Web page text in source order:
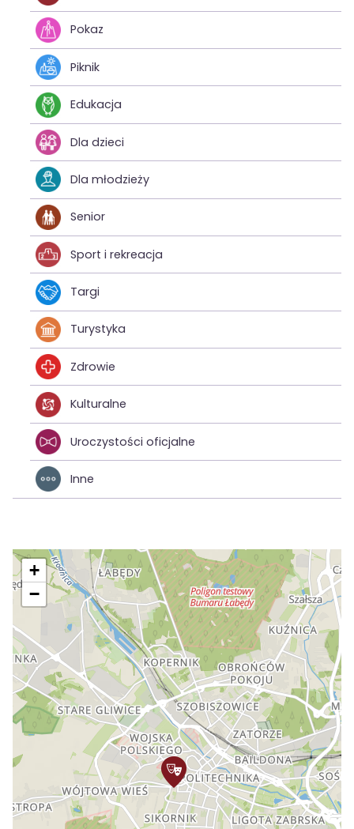
Pokaz
Piknik
Edukacja
Dla dzieci
Dla młodzieży
Senior
Sport i rekreacja
Targi
Turystyka
Zdrowie
Kulturalne
Uroczystości oficjalne
Inne
+
−